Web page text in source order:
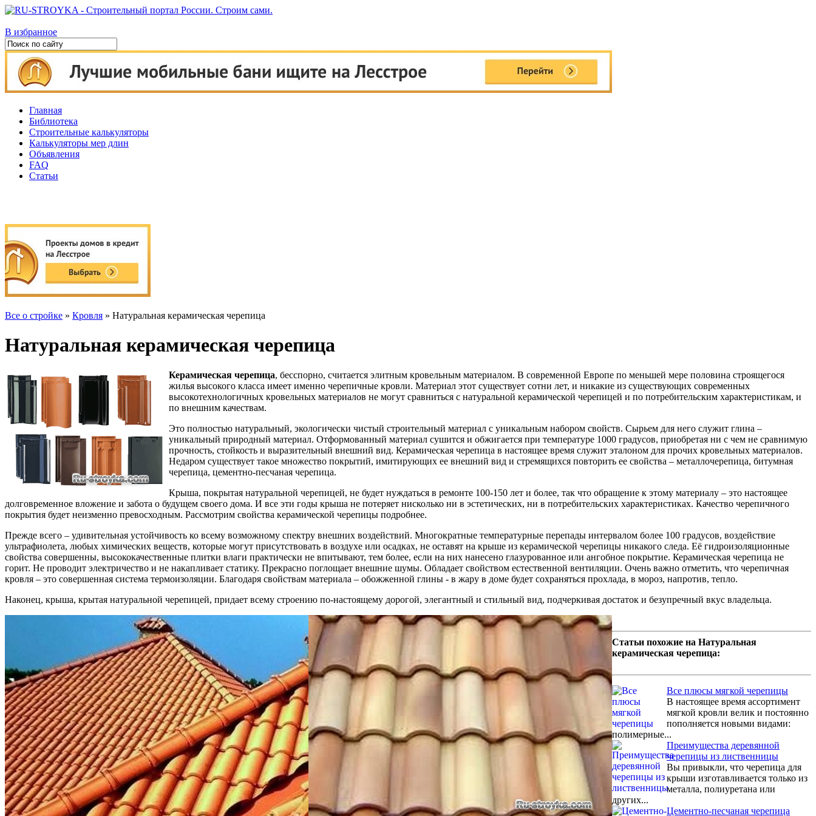
В избранное
Главная
Библиотека
Строительные калькуляторы
Калькуляторы мер длин
Объявления
FAQ
Статьи
Все о стройке » Кровля » Натуральная керамическая черепица
Натуральная керамическая черепица
Керамическая черепица, бесспорно, считается элитным кровельным материалом. В современной Европе по меньшей мере половина строящегося
жилья высокого класса имеет именно черепичные кровли. Материал этот существует сотни лет, и никакие из существующих современных
высокотехнологичных кровельных материалов не могут сравниться с натуральной керамической черепицей и по потребительским характеристикам, и
по внешним качествам.
Это полностью натуральный, экологически чистый строительный материал с уникальным набором свойств. Сырьем для него служит глина –
уникальный природный материал. Отформованный материал сушится и обжигается при температуре 1000 градусов, приобретая ни с чем не сравнимую
прочность, стойкость и выразительный внешний вид. Керамическая черепица в настоящее время служит эталоном для прочих кровельных материалов.
Недаром существует такое множество покрытий, имитирующих ее внешний вид и стремящихся повторить ее свойства – металлочерепица, битумная
черепица, цементно-песчаная черепица.
Крыша, покрытая натуральной черепицей, не будет нуждаться в ремонте 100-150 лет и более, так что обращение к этому материалу – это настоящее
долговременное вложение и забота о будущем своего дома. И все эти годы крыша не потеряет нисколько ни в эстетических, ни в потребительских характеристиках. Качество черепичного
покрытия будет неизменно превосходным. Рассмотрим свойства керамической черепицы подробнее.
Прежде всего – удивительная устойчивость ко всему возможному спектру внешних воздействий. Многократные температурные перепады интервалом более 100 градусов, воздействие
ультрафиолета, любых химических веществ, которые могут присутствовать в воздухе или осадках, не оставят на крыше из керамической черепицы никакого следа. Её гидроизоляционные
свойства совершенны, высококачественные плитки влаги практически не впитывают, тем более, если на них нанесено глазурованное или ангобное покрытие. Керамическая черепица не
горит. Не проводит электричество и не накапливает статику. Прекрасно поглощает внешние шумы. Обладает свойством естественной вентиляции. Очень важно отметить, что черепичная
кровля – это совершенная система термоизоляции. Благодаря свойствам материала – обожженной глины - в жару в доме будет сохраняться прохлада, в мороз, напротив, тепло.
Наконец, крыша, крытая натуральной черепицей, придает всему строению по-настоящему дорогой, элегантный и стильный вид, подчеркивая достаток и безупречный вкус владельца.
Статьи похожие на Натуральная
керамическая черепица:
Все плюсы мягкой черепицы
В настоящее время ассортимент
мягкой кровли велик и постоянно
пополняется новыми видами:
полимерные...
Преимущества деревянной
черепицы из лиственницы
Вы привыкли, что черепица для
крыши изготавливается только из
металла, полиуретана или
других...
Цементно-песчаная черепица